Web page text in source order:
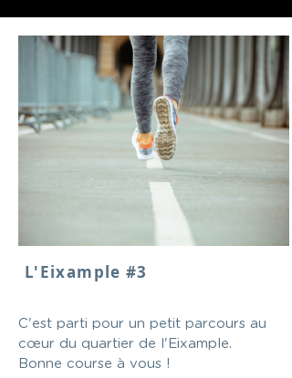
L'Eixample #3
C'est parti pour un petit parcours au
cœur du quartier de l'Eixample.
Bonne course à vous !